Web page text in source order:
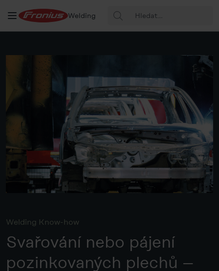
Welding Hledat:
Welding Know-how
Svařování nebo pájení
pozinkovaných plechů –